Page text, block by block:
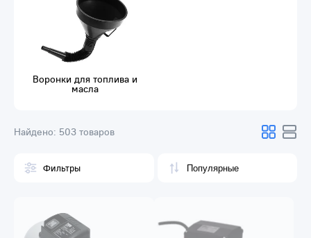
Воронки для топлива и
масла
Найдено: 503 товаров
Фильтры